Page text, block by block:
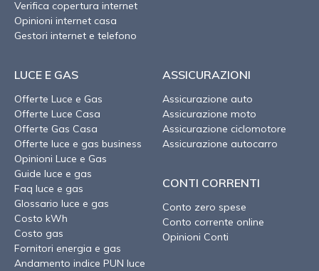
Verifica copertura internet
Opinioni internet casa
Gestori internet e telefono
LUCE E GAS
Offerte Luce e Gas
Offerte Luce Casa
Offerte Gas Casa
Offerte luce e gas business
Opinioni Luce e Gas
Guide luce e gas
Faq luce e gas
Glossario luce e gas
Costo kWh
Costo gas
Fornitori energia e gas
Andamento indice PUN luce
ASSICURAZIONI
Assicurazione auto
Assicurazione moto
Assicurazione ciclomotore
Assicurazione autocarro
CONTI CORRENTI
Conto zero spese
Conto corrente online
Opinioni Conti